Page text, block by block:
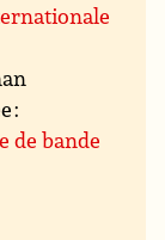
:
de bande